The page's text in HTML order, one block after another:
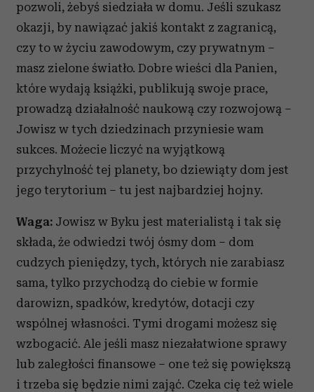
pozwoli, żebyś siedziała w domu. Jeśli szukasz
okazji, by nawiązać jakiś kontakt z zagranicą,
czy to w życiu zawodowym, czy prywatnym –
masz zielone światło. Dobre wieści dla Panien,
które wydają książki, publikują swoje prace,
prowadzą działalność naukową czy rozwojową –
Jowisz w tych dziedzinach przyniesie wam
sukces. Możecie liczyć na wyjątkową
przychylność tej planety, bo dziewiąty dom jest
jego terytorium – tu jest najbardziej hojny.
Waga: Jowisz w Byku jest materialistą i tak się
składa, że odwiedzi twój ósmy dom – dom
cudzych pieniędzy, tych, których nie zarabiasz
sama, tylko przychodzą do ciebie w formie
darowizn, spadków, kredytów, dotacji czy
wspólnej własności. Tymi drogami możesz się
wzbogacić. Ale jeśli masz niezałatwione sprawy
lub zaległości finansowe – one też się powiększą
i trzeba się będzie nimi zająć. Czeka cię też wiele